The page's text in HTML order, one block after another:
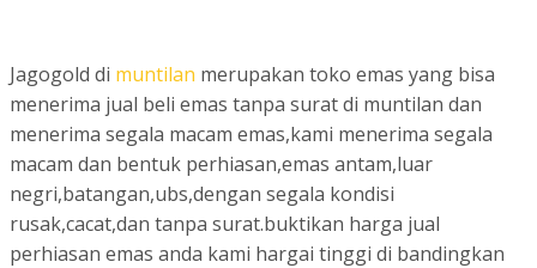
Jagogold di muntilan merupakan toko emas yang bisa
menerima jual beli emas tanpa surat di muntilan dan
menerima segala macam emas,kami menerima segala
macam dan bentuk perhiasan,emas antam,luar
negri,batangan,ubs,dengan segala kondisi
rusak,cacat,dan tanpa surat.buktikan harga jual
perhiasan emas anda kami hargai tinggi di bandingkan